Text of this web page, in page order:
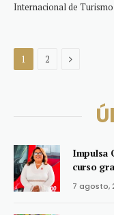
Internacional de
1 2 Next
Impulsa
curso
7 agosto,